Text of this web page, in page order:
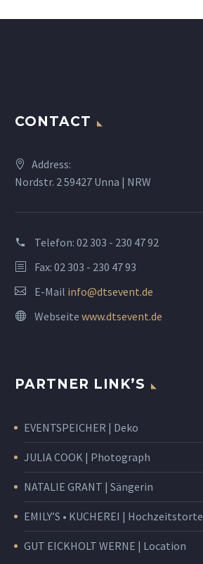
CONTACT
Address:
Nordstr. 2 59427 Unna | NRW
Telefon: 02 303 - 230 47 92
Fax: 02 303 - 230 47 93
E-Mail info@dtsevent.de
Webseite www.dtsevent.de
PARTNER LINK’S
EVENTSPEICHER | Deko
JULIA COOK | Photograph
NATALIE GRANT | Sängerin
EMILY’S • KUCHEREI | Hochzeitstorte
GUT EICKHOLT WERNE | Location